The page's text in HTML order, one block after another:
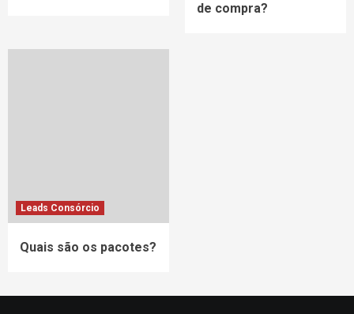
de compra?
Leads Consórcio
Quais são os pacotes?